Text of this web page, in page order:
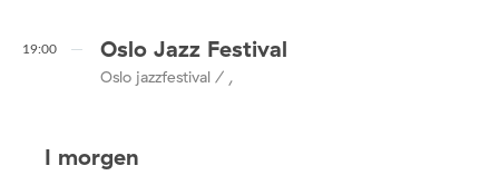
19:00 Oslo Jazz Festival
Oslo jazzfestival / ,
I morgen